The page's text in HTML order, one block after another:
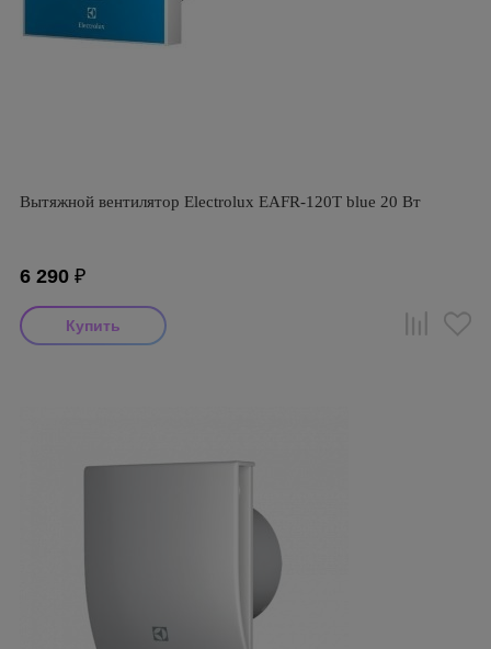
Вытяжной вентилятор Electrolux EAFR-120T blue 20 Вт
6 290 ₽